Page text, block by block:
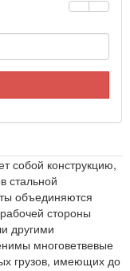
собой конструкцию,
стальной
объединяются
стороны
другими
многоветвевые
грузов, имеющих до